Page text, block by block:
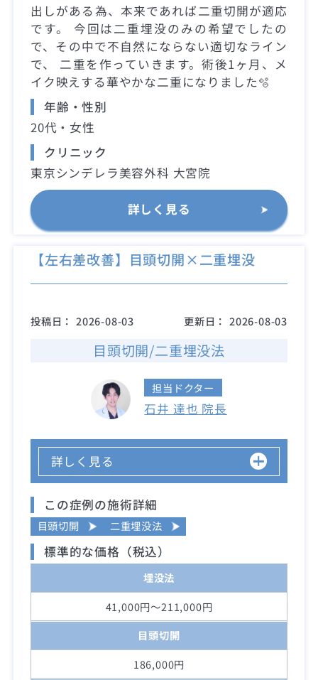
出しがある為、本来であれば二重切開が適応
です。 今回は二重埋没のみの希望でしたの
で、その中で不自然にならない適切なライン
で、 二重を作っていきます。術後1ヶ月、メ
イク映えする華やかな二重になりました🫧
年齢・性別
20代・女性
クリニック
東京シンデレラ美容外科 大宮院
詳しく見る
【左右差改善】目頭切開×二重埋没
投稿日： 2026-08-03 更新日： 2026-08-03
目頭切開/二重埋没法
担当ドクター
石井 達也 院長
詳しく見る
この症例の施術詳細
目頭切開 二重埋没法
標準的な価格（税込）
埋没法
41,000円～211,000円
目頭切開
186,000円